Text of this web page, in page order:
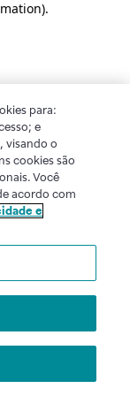
.
para:
e
visando o
cookies são
Você
acordo com
e